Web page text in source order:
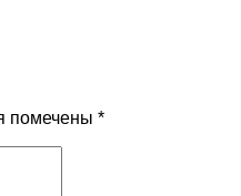
помечены *